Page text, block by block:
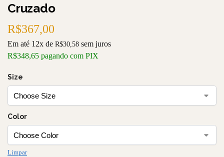
Cruzado
R$367,00
Em até 12x de R$30,58 sem juros
R$348,65 pagando com PIX
Size
Color
Limpar